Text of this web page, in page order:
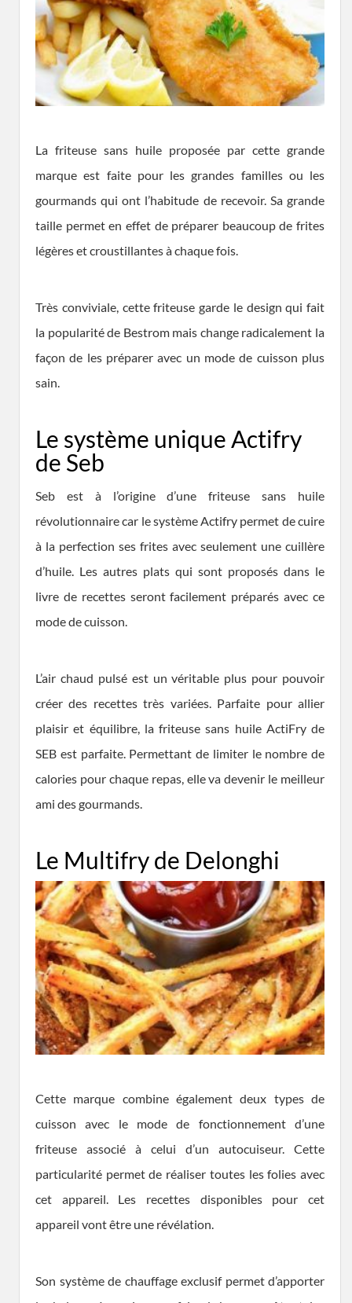
La friteuse sans huile proposée par cette grande
marque est faite pour les grandes familles ou les
gourmands qui ont l’habitude de recevoir. Sa grande
taille permet en effet de préparer beaucoup de frites
légères et croustillantes à chaque fois.
Très conviviale, cette friteuse garde le design qui fait
la popularité de Bestrom mais change radicalement la
façon de les préparer avec un mode de cuisson plus
sain.
Le système unique Actifry
de Seb
Seb est à l’origine d’une friteuse sans huile
révolutionnaire car le système Actifry permet de cuire
à la perfection ses frites avec seulement une cuillère
d’huile. Les autres plats qui sont proposés dans le
livre de recettes seront facilement préparés avec ce
mode de cuisson.
L’air chaud pulsé est un véritable plus pour pouvoir
créer des recettes très variées. Parfaite pour allier
plaisir et équilibre, la friteuse sans huile ActiFry de
SEB est parfaite. Permettant de limiter le nombre de
calories pour chaque repas, elle va devenir le meilleur
ami des gourmands.
Le Multifry de Delonghi
Cette marque combine également deux types de
cuisson avec le mode de fonctionnement d’une
friteuse associé à celui d’un autocuiseur. Cette
particularité permet de réaliser toutes les folies avec
cet appareil. Les recettes disponibles pour cet
appareil vont être une révélation.
Son système de chauffage exclusif permet d’apporter